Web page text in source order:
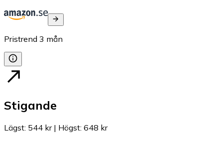
Pristrend 3 mån
Stigande
Lägst: 544 kr| Högst: 648 kr